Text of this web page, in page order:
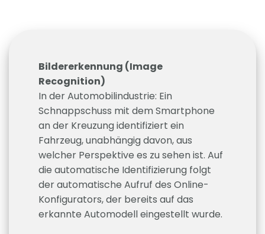
Bildererkennung (Image
Recognition)
In der Automobilindustrie: Ein
Schnappschuss mit dem Smartphone
an der Kreuzung identifiziert ein
Fahrzeug, unabhängig davon, aus
welcher Perspektive es zu sehen ist. Auf
die automatische Identifizierung folgt
der automatische Aufruf des Online-
Konfigurators, der bereits auf das
erkannte Automodell eingestellt wurde.